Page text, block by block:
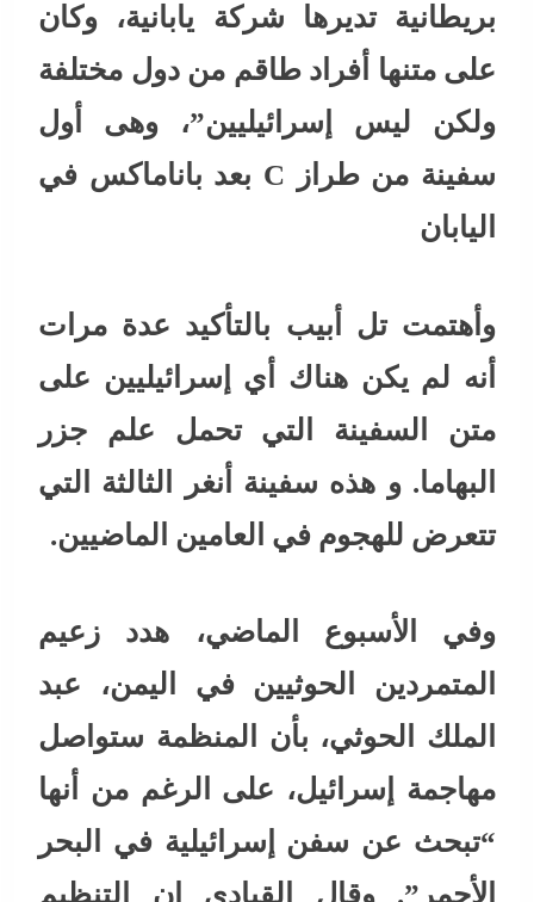
بريطانية تديرها شركة يابانية، وكان
على متنها أفراد طاقم من دول مختلفة
ولكن ليس إسرائيليين”، وهى أول
سفينة من طراز C بعد باناماكس في
اليابان
وأهتمت تل أبيب بالتأكيد عدة مرات
أنه لم يكن هناك أي إسرائيليين على
متن السفينة التي تحمل علم جزر
البهاما. و هذه سفينة أنغر الثالثة التي
تتعرض للهجوم في العامين الماضيين.
وفي الأسبوع الماضي، هدد زعيم
المتمردين الحوثيين في اليمن، عبد
الملك الحوثي، بأن المنظمة ستواصل
مهاجمة إسرائيل، على الرغم من أنها
“تبحث عن سفن إسرائيلية في البحر
الأحمر”. وقال القيادي إن التنظيم